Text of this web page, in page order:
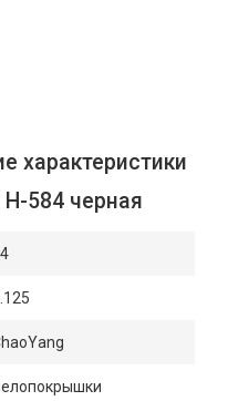
характеристики
584 черная